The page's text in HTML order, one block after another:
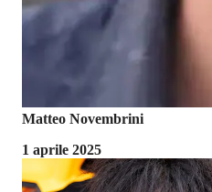
Matteo Novembrini
1 aprile 2025